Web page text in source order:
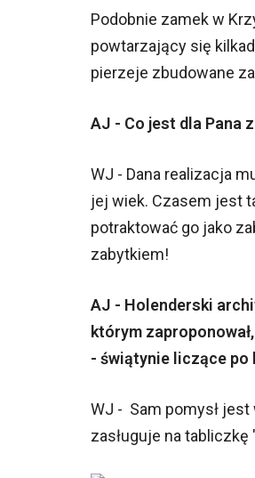
Podobnie zamek w
powtarzający się
pierzeje zbudowane
AJ - Co jest dla Pana
WJ - Dana realizacja
jej wiek. Czasem jest
potraktować go jako
zabytkiem!
AJ - Holenderski
którym
- świątynie liczące
WJ - Sam pomysł
zasługuje na tabliczkę